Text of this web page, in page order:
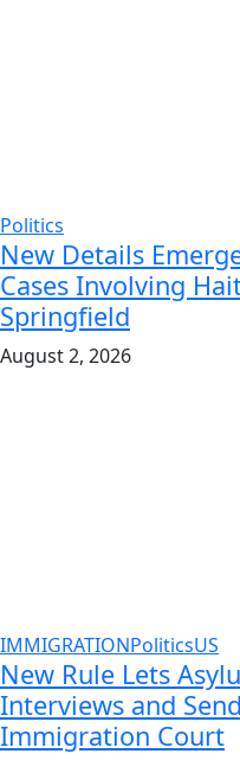
Politics
New Details
Cases Involving
Springfield
August 2, 2026
IMMIGRATIONPoliticsUS
New Rule Lets
Interviews and
Immigration Court